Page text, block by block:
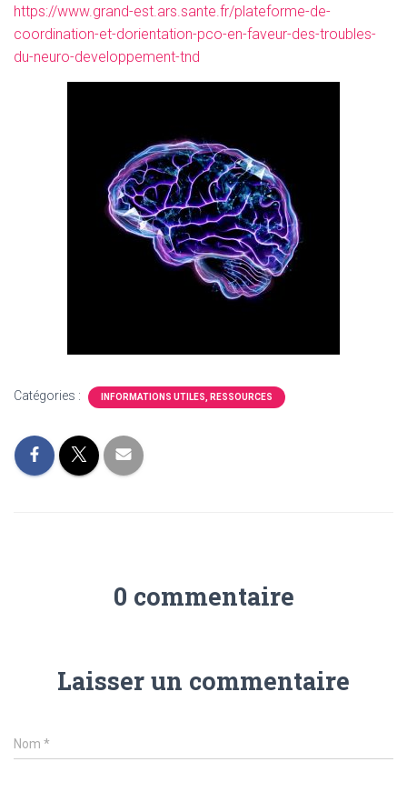
https://www.grand-est.ars.sante.fr/plateforme-de-
coordination-et-dorientation-pco-en-faveur-des-troubles-
du-neuro-developpement-tnd
Catégories : INFORMATIONS UTILES, RESSOURCES
0 commentaire
Laisser un commentaire
Nom *